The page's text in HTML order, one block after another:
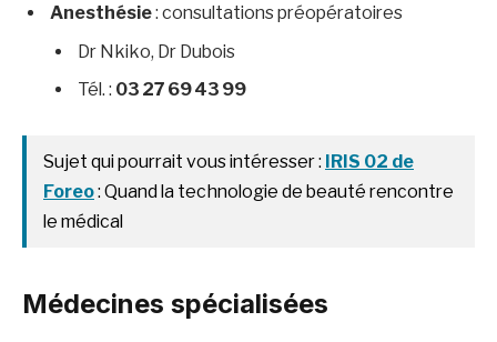
Anesthésie: consultations préopératoires
Dr Nkiko, Dr Dubois
Tél. : 03 27 69 43 99
Sujet qui pourrait vous intéresser :
IRIS 02 de
Foreo: Quand la technologie de beauté rencontre
le médical
Médecines spécialisées